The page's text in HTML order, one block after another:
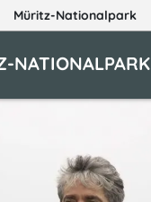
Müritz-Nationalpark
NATIONALPARK